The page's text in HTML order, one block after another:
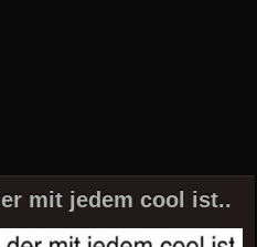
mit jedem cool ist..